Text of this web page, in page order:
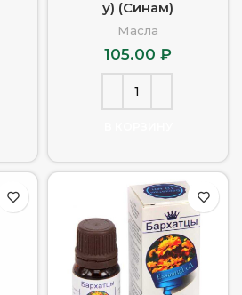
у) (Синам)
Масла
105.00 ₽